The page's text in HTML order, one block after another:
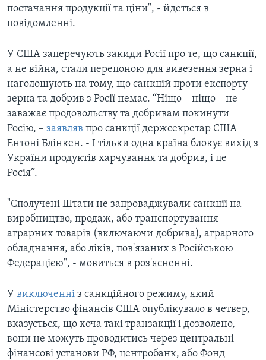
постачання продукції та ціни", - йдеться в
повідомленні.
У США заперечують закиди Росії про те, що санкції,
а не війна, стали перепоною для вивезення зерна і
наголошують на тому, що санкцій проти експорту
зерна та добрив з Росії немає. “Ніщо – ніщо – не
заважає продовольству та добривам покинути
Росію, – заявляв про санкції держсекретар США
Ентоні Блінкен. - І тільки одна країна блокує вихід з
України продуктів харчування та добрив, і це
Росія”.
"Сполучені Штати не запроваджували санкції на
виробництво, продаж, або транспортування
аграрних товарів (включаючи добрива), аграрного
обладнання, або ліків, пов'язаних з Російською
Федерацією", - мовиться в роз'ясненні.
У виключенні з санкційного режиму, який
Міністерство фінансів США опублікувало в четвер,
вказується, що хоча такі транзакції і дозволено,
вони не можуть проводитись через центральні
фінансові установи РФ, центробанк, або Фонд